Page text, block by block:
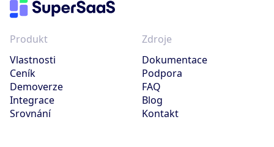
Produkt
Vlastnosti
Ceník
Demoverze
Integrace
Srovnání
Zdroje
Dokumentace
Podpora
FAQ
Blog
Kontakt